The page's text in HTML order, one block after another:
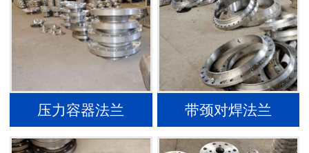
压力容器法兰 带颈对焊法兰